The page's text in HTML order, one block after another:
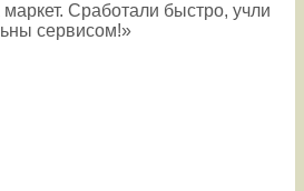
Сработали быстро, учли
сервисом!»